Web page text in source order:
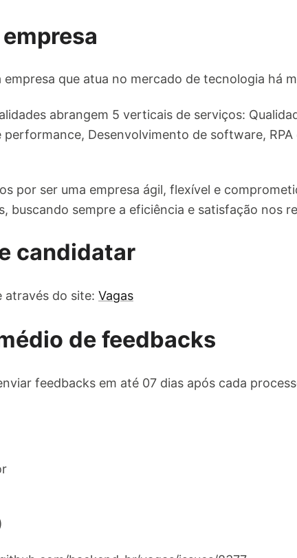
empresa que atua no mercado de tecnologia há
abrangem 5 verticais de serviços:
performance, Desenvolvimento de software,
por ser uma empresa ágil, flexível e
buscando sempre a eficiência e satisfação nos
candidatar
através do site: Vagas
de feedbacks
feedbacks em até 07 dias após cada